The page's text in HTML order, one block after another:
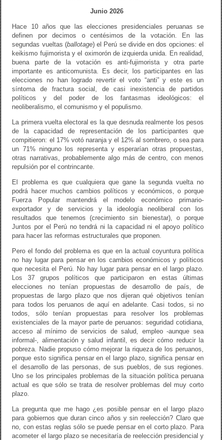
Junio 2026
Hace 10 años que las elecciones presidenciales peruanas se
definen por decimos o centésimos de la votación. En las
segundas vueltas (ballotage) el Perú se divide en dos opciones: el
keikismo fujimorista y el oximorón de izquierda unida. En realidad,
buena parte de la votación es anti-fujimorista y otra parte
importante es anticomunista. Es decir, los participantes en las
elecciones no han logrado revertir el voto “anti” y este es un
síntoma de fractura social, de casi inexistencia de partidos
políticos y del poder de los fantasmas ideológicos: el
neoliberalismo, el comunismo y el populismo.
La primera vuelta electoral es la que desnuda realmente los pesos
de la capacidad de representación de los participantes que
compitieron: el 17% votó naranja y el 12% al sombrero, o sea para
un 71% ninguno los representa y esperarían otras propuestas,
otras narrativas, probablemente algo más de centro, con menos
repulsión por el contrincante.
El problema es que cualquiera que gane la segunda vuelta no
podrá hacer muchos cambios políticos y económicos, o porque
Fuerza Popular mantendrá el modelo económico primario-
exportador y de servicios y la ideología neoliberal con los
resultados que tenemos (crecimiento sin bienestar), o porque
Juntos por el Perú no tendrá ni la capacidad ni el apoyo político
para hacer las reformas estructurales que proponen.
Pero el fondo del problema es que en la actual coyuntura política
no hay lugar para pensar en los cambios económicos y políticos
que necesita el Perú. No hay lugar para pensar en el largo plazo.
Los 37 grupos políticos que participaron en estas últimas
elecciones no tenían propuestas de desarrollo de país, de
propuestas de largo plazo que nos dijeran qué objetivos tenían
para todos los peruanos de aquí en adelante. Casi todos, si no
todos, sólo tenían propuestas para resolver los problemas
existenciales de la mayor parte de peruanos: seguridad cotidiana,
acceso al mínimo de servicios de salud, empleo -aunque sea
informal-, alimentación y salud infantil, es decir cómo reducir la
pobreza. Nadie propuso cómo mejorar la riqueza de los peruanos,
porque esto significa pensar en el largo plazo, significa pensar en
el desarrollo de las personas, de sus pueblos, de sus regiones.
Uno se los principales problemas de la situación política peruana
actual es que sólo se trata de resolver problemas del muy corto
plazo.
La pregunta que me hago ¿es posible pensar en el largo plazo
para gobiernos que duran cinco años y sin reelección? Claro que
no, con estas reglas sólo se puede pensar en el corto plazo. Para
acometer el largo plazo se necesitaría de reelección presidencial y